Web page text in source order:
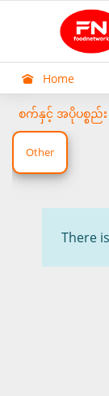
Home
စက်နှင့် အပိုပစ္စည်း
Other
There